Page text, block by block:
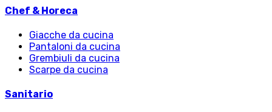
Chef & Horeca
Giacche da cucina
Pantaloni da cucina
Grembiuli da cucina
Scarpe da cucina
Sanitario